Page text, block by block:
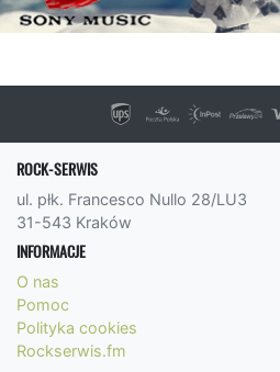
ROCK-SERWIS
ul. płk. Francesco Nullo 28/LU3
31-543 Kraków
INFORMACJE
O nas
Pomoc
Polityka cookies
Rockserwis.fm